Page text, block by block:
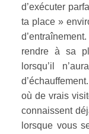
d’exécuter
ta place »
rendre à sa
lorsqu’il
où de vrais
connaissent
lorsque vous